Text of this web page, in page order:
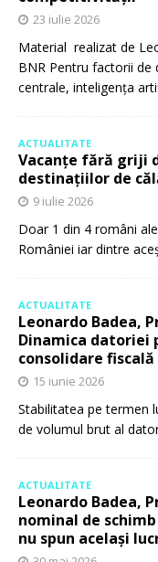
23 iulie 2026
Material realizat de
BNR Pentru factorii de
centrale, inteligența
ACTUALITATE
Vacanțe fără griji
destinațiilor de
9 iulie 2026
Doar 1 din 4 români
României iar dintre
ACTUALITATE
Leonardo Badea,
Dinamica datoriei
consolidare fiscală
15 iunie 2026
Stabilitatea pe termen
de volumul brut al
ACTUALITATE
Leonardo Badea,
nominal de
nu spun același